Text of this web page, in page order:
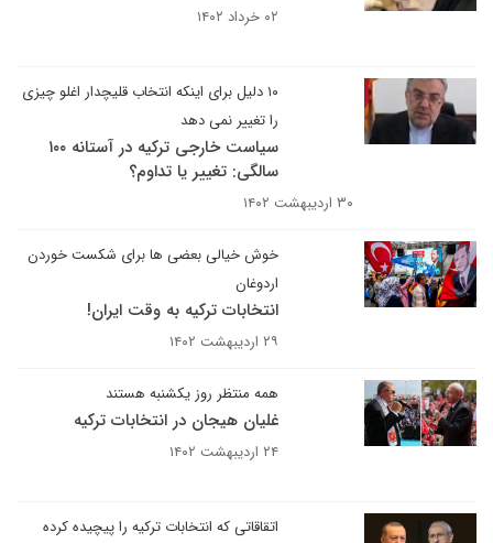
۰۲ خرداد ۱۴۰۲
۱۰ دلیل برای اینکه انتخاب قلیچدار اغلو چیزی
را تغییر نمی دهد
سیاست خارجی ترکیه در آستانه ۱۰۰
سالگی: تغییر یا تداوم؟
۳۰ اردیبهشت ۱۴۰۲
خوش خیالی بعضی ها برای شکست خوردن
اردوغان
انتخابات ترکیه به وقت ایران!
۲۹ اردیبهشت ۱۴۰۲
همه منتظر روز یکشنبه هستند
غلیان هیجان در انتخابات ترکیه
۲۴ اردیبهشت ۱۴۰۲
اتقاقاتی که انتخابات ترکیه را پیچیده کرده